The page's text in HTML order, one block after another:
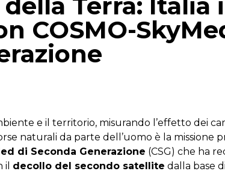
Terra: Italia
COSMO-
e il territorio, misurando l’effetto dei
naturali da parte dell’uomo è la missione
di Seconda Generazione (CSG) che ha
il decollo del secondo satellite dalla base